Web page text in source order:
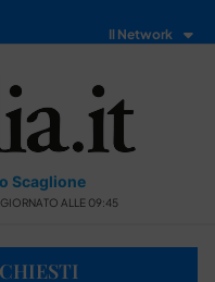
Il Network
Scaglione
ALLE 09:45